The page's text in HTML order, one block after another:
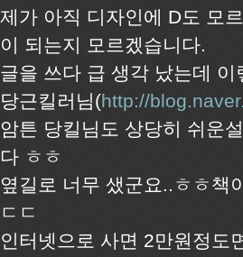
제가 아직 디자인에 D도 모
이 되는지 모르겠습니다.
글을 쓰다 급 생각 났는데
당근킬러님(http://
암튼 당킬님도 상당히 쉬운
다 ㅎㅎ
옆길로 너무 샜군요..ㅎㅎ책
ㄷㄷ
인터넷으로 사면 2만원정도